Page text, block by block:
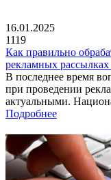
16.01.2025
1119
Как правильно
рекламных
В последнее время
при проведении
актуальными.
Подробнее